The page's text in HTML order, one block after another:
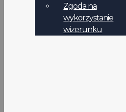
Promocja
Stypendia
Dla
Liga Klas
Liga
Zgoda na
wykorzystanie
wizerunku